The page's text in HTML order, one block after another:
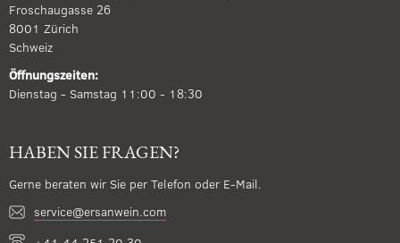
Froschaugasse 26
8001 Zürich
Schweiz
Öffnungszeiten:
Dienstag - Samstag 11:00 - 18:30
HABEN SIE FRAGEN?
Gerne beraten wir Sie per Telefon oder E-Mail.
service@ersanwein.com